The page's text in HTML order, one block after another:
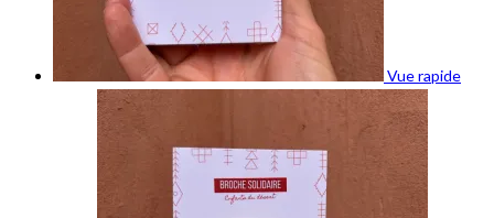
Vue rapide